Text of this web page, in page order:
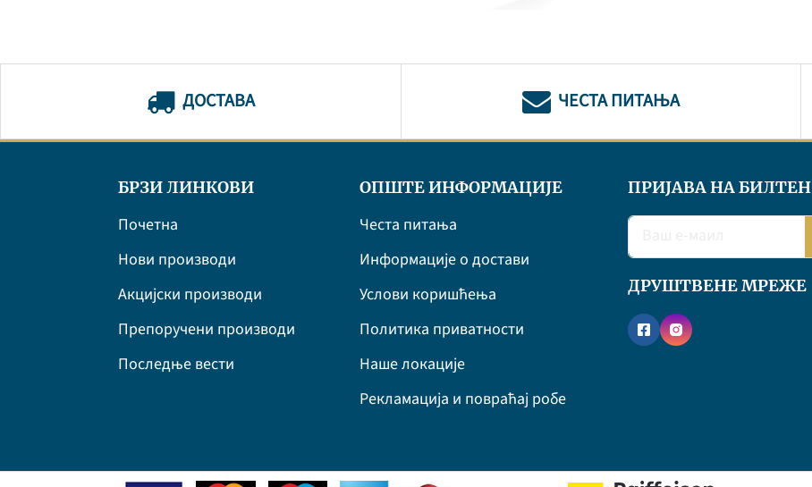
ДОСТАВА ЧЕСТА ПИТАЊА
БРЗИ ЛИНКОВИ
Почетна
Нови производи
Акцијски производи
Препоручени производи
Последње вести
ОПШТЕ ИНФОРМАЦИЈЕ
Честа питања
Информације о достави
Услови коришћења
Политика приватности
Наше локације
Рекламација и повраћај робе
ПРИЈАВА НА БИЛТЕН
ДРУШТВЕНЕ МРЕЖЕ